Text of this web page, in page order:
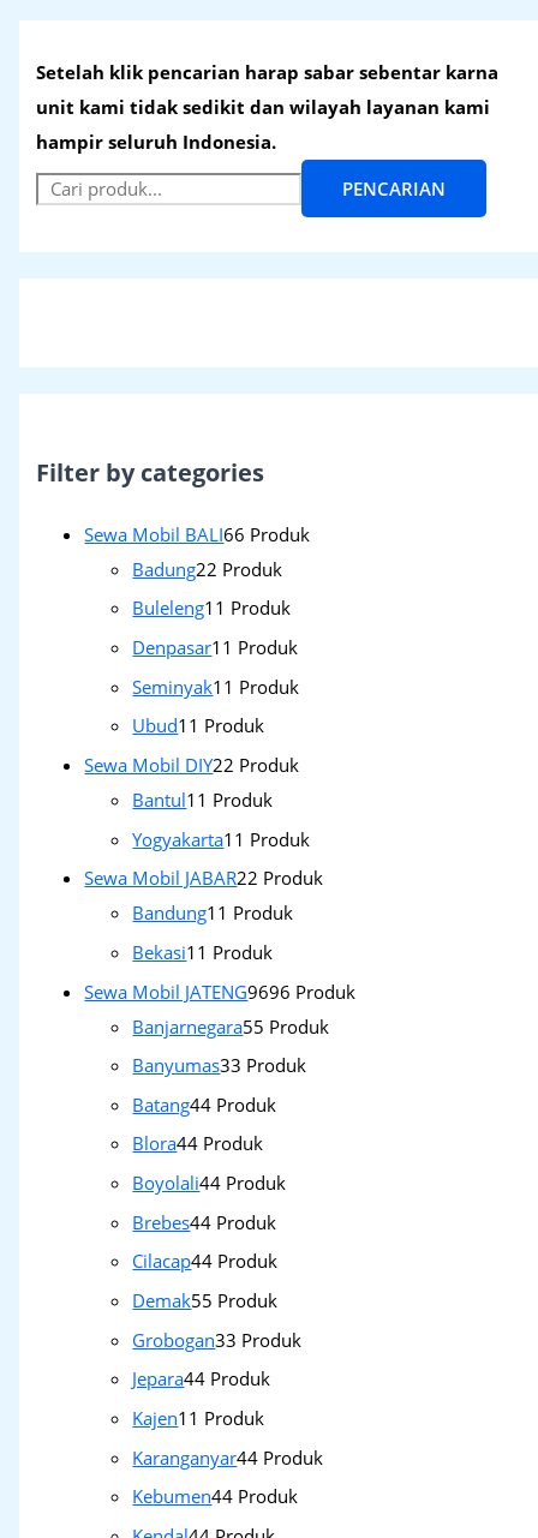
Setelah klik pencarian harap sabar sebentar karna
unit kami tidak sedikit dan wilayah layanan kami
hampir seluruh Indonesia.
PENCARIAN
Filter by categories
Sewa Mobil BALI66 Produk
Badung22 Produk
Buleleng1 1 Produk
Denpasar1 1 Produk
Seminyak1 1 Produk
Ubud1 1 Produk
Sewa Mobil DIY22 Produk
Bantul1 1 Produk
Yogyakarta1 1 Produk
Sewa Mobil JABAR22 Produk
Bandung1 1 Produk
Bekasi1 1 Produk
Sewa Mobil JATENG9696 Produk
Banjarnegara55 Produk
Banyumas33 Produk
Batang44 Produk
Blora44 Produk
Boyolali44 Produk
Brebes44 Produk
Cilacap44 Produk
Demak55 Produk
Grobogan33 Produk
Jepara44 Produk
Kajen1 1 Produk
Karanganyar44 Produk
Kebumen44 Produk